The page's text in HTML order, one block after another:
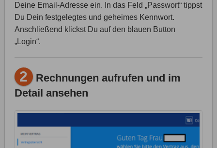
Deine Email-Adresse ein. In das Feld „Passwort“ tippst
Du Dein festgelegtes und geheimes Kennwort.
Anschließend klickst Du auf den blauen Button
„Login“.
2 Rechnungen aufrufen und im
Detail ansehen